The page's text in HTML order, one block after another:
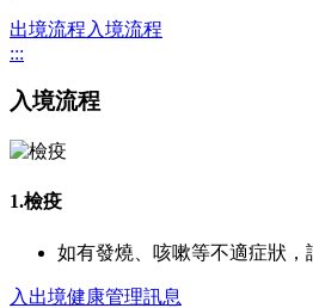
出境流程 入境流程
:::
入境流程
1.檢疫
如有發燒、咳嗽等不適症狀，
入出境健康管理訊息